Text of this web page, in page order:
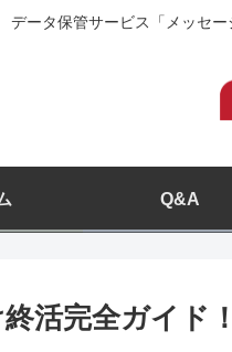
データ保管サービス「メッセ
Q&A
活完全ガイド